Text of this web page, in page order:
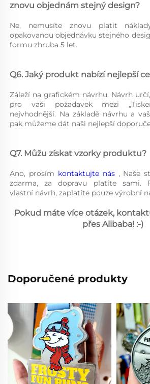
znovu objednám stejný design?
Ne, nemusíte znovu platit
opakovanou objednávku stejného
formu zhruba 5 let.
Q6. Jaký produkt nabízí nejlepší
Záleží na grafickém návrhu. Návrh
pro vaši požadavek mezi
nejvhodnější. Na základě návrhu a
pak můžeme dát naši nejlepší
Q7. Můžu získat vzorky produktu?
Ano, prosím kontaktujte nás , Naše
zdarma, za dopravu platíte sami.
vlastní návrh, zaplatíte pouze výrobní
Pokud máte více otázek,
přes Alibaba! :-)
Doporučené produkty